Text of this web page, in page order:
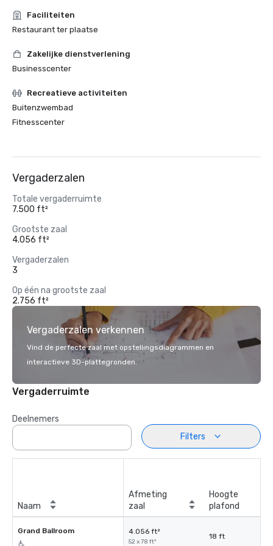
Faciliteiten
Restaurant ter plaatse
Zakelijke dienstverlening
Businesscenter
Recreatieve activiteiten
Buitenzwembad
Fitnesscenter
Vergaderzalen
Totale vergaderruimte
7.500 ft²
Grootste zaal
4.056 ft²
Vergaderzalen
3
Op één na grootste zaal
2.756 ft²
Vergaderzalen verkennen
Vind de perfecte zaal met opstellingsdiagrammen en
interactieve 3D-plattegronden.
Vergaderruimte
Deelnemers
Filters
Naam
Afmeting
zaal
Hoogte
plafond
Grand Ballroom 4.056 ft²
52 x 78 ft²
18 ft